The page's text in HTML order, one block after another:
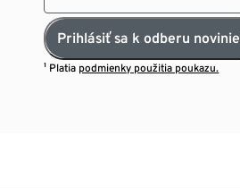
Prihlásiť sa k odberu
¹ Platia podmienky použitia poukazu.